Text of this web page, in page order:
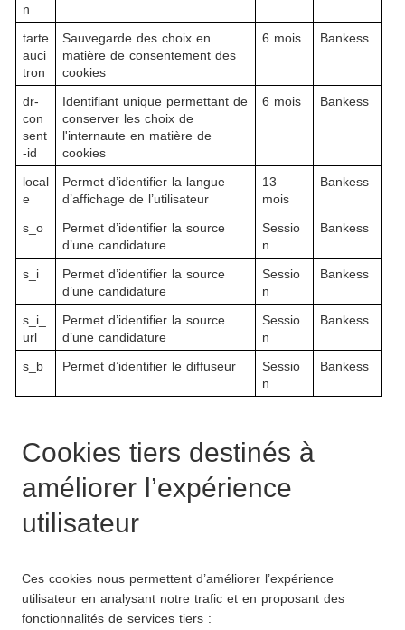
n
tarte
auci
tron
Sauvegarde des choix en
matière de consentement des
cookies
6 mois Bankess
dr-
con
sent
-id
Identifiant unique permettant de
conserver les choix de
l'internaute en matière de
cookies
6 mois Bankess
local
e
Permet d’identifier la langue
d’affichage de l’utilisateur
13
mois
Bankess
s_o
Permet d’identifier la source
d’une candidature
Sessio
n
Bankess
s_i
Permet d’identifier la source
d’une candidature
Sessio
n
Bankess
s_i_
url
Permet d’identifier la source
d’une candidature
Sessio
n
Bankess
s_b Permet d’identifier le diffuseur
Sessio
n
Bankess
Cookies tiers destinés à
améliorer l’expérience
utilisateur
Ces cookies nous permettent d’améliorer l’expérience
utilisateur en analysant notre trafic et en proposant des
fonctionnalités de services tiers :